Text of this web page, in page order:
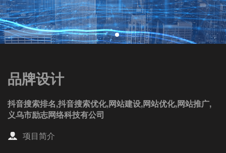
品牌设计
抖音搜索排名,抖音搜索优化,网站建设,网站优化,网站推广,
义乌市励志网络科技有公司
项目简介